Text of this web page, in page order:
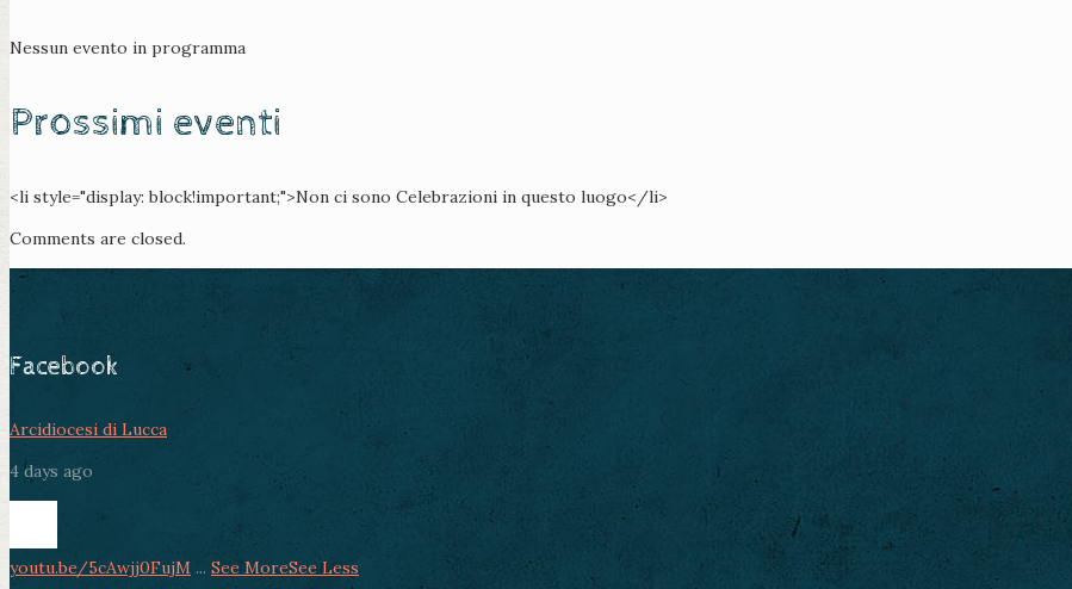
Nessun evento in programma
Prossimi eventi
<li style="display: block!important;">Non ci sono Celebrazioni in questo luogo</li>
Comments are closed.
Facebook
Arcidiocesi di Lucca
4 days ago
youtu.be/5cAwjj0FujM ... See MoreSee Less